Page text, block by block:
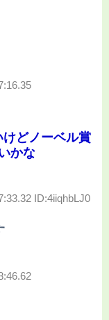
どノーベル賞
かな
ID:4iiqhbLJ0